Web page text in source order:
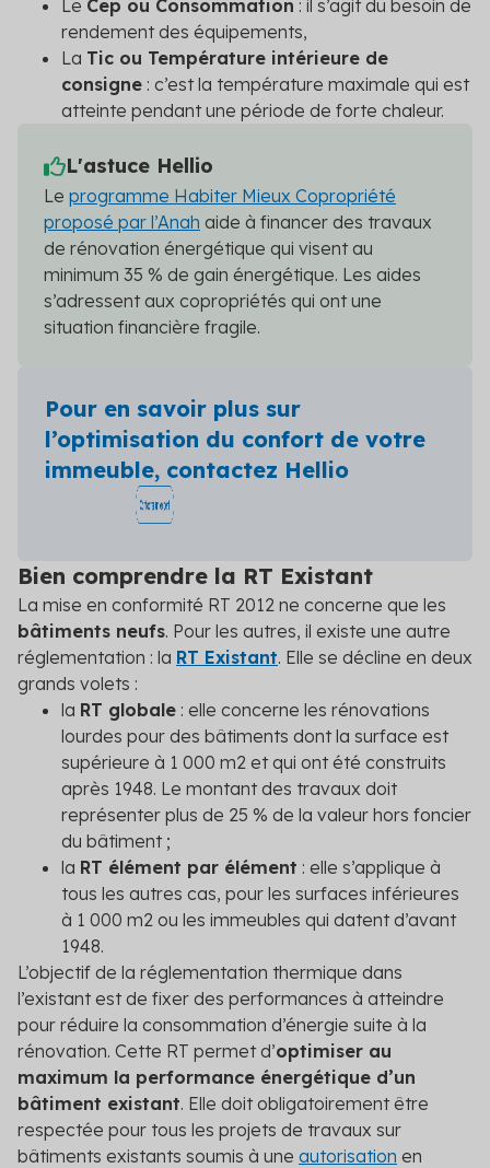
Le Cep ou Consommation : il s’agit du besoin de
rendement des équipements,
La Tic ou Température intérieure de
consigne : c’est la température maximale qui est
atteinte pendant une période de forte chaleur.
L'astuce Hellio
Le programme Habiter Mieux Copropriété
proposé par l’Anah aide à financer des travaux
de rénovation énergétique qui visent au
minimum 35 % de gain énergétique. Les aides
s’adressent aux copropriétés qui ont une
situation financière fragile.
Pour en savoir plus sur
l’optimisation du confort de votre
immeuble, contactez Hellio
Bien comprendre la RT Existant
La mise en conformité RT 2012 ne concerne que les
bâtiments neufs. Pour les autres, il existe une autre
réglementation : la RT Existant. Elle se décline en deux
grands volets :
la RT globale : elle concerne les rénovations
lourdes pour des bâtiments dont la surface est
supérieure à 1 000 m2 et qui ont été construits
après 1948. Le montant des travaux doit
représenter plus de 25 % de la valeur hors foncier
du bâtiment ;
la RT élément par élément : elle s’applique à
tous les autres cas, pour les surfaces inférieures
à 1 000 m2 ou les immeubles qui datent d’avant
1948.
L’objectif de la réglementation thermique dans
l’existant est de fixer des performances à atteindre
pour réduire la consommation d’énergie suite à la
rénovation. Cette RT permet d’optimiser au
maximum la performance énergétique d’un
bâtiment existant. Elle doit obligatoirement être
respectée pour tous les projets de travaux sur
bâtiments existants soumis à une autorisation en